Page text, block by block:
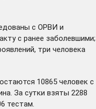
с ОРВИ и
с ранее заболевшими;
три человека
10865 человек с
За сутки взяты 2288
тестам.